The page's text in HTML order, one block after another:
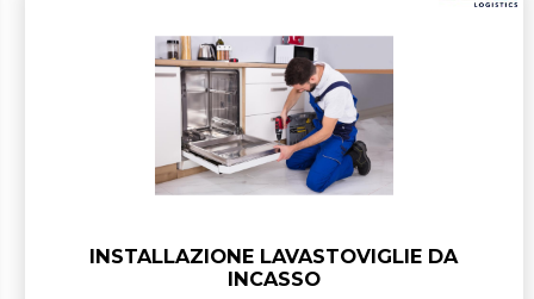
INSTALLAZIONE LAVASTOVIGLIE DA
INCASSO